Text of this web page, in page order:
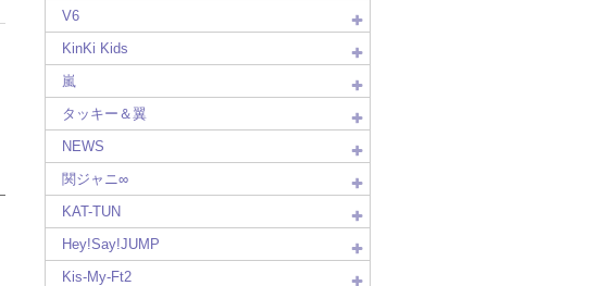
V6
KinKi Kids
嵐
タッキー＆翼
NEWS
関ジャニ∞
KAT-TUN
Hey!Say!JUMP
Kis-My-Ft2